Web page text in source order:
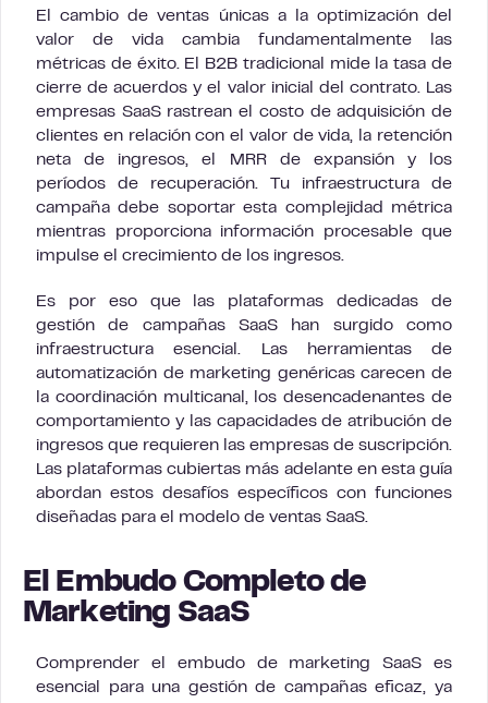
El cambio de ventas únicas a la optimización del
valor de vida cambia fundamentalmente las
métricas de éxito. El B2B tradicional mide la tasa de
cierre de acuerdos y el valor inicial del contrato. Las
empresas SaaS rastrean el costo de adquisición de
clientes en relación con el valor de vida, la retención
neta de ingresos, el MRR de expansión y los
períodos de recuperación. Tu infraestructura de
campaña debe soportar esta complejidad métrica
mientras proporciona información procesable que
impulse el crecimiento de los ingresos.
Es por eso que las plataformas dedicadas de
gestión de campañas SaaS han surgido como
infraestructura esencial. Las herramientas de
automatización de marketing genéricas carecen de
la coordinación multicanal, los desencadenantes de
comportamiento y las capacidades de atribución de
ingresos que requieren las empresas de suscripción.
Las plataformas cubiertas más adelante en esta guía
abordan estos desafíos específicos con funciones
diseñadas para el modelo de ventas SaaS.
El Embudo Completo de
Marketing SaaS
Comprender el embudo de marketing SaaS es
esencial para una gestión de campañas eficaz, ya